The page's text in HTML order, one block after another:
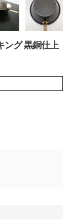
ング 黒銅仕上